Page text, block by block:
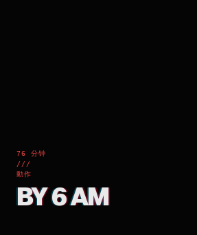
76 分钟
///
動作
BY 6 AM